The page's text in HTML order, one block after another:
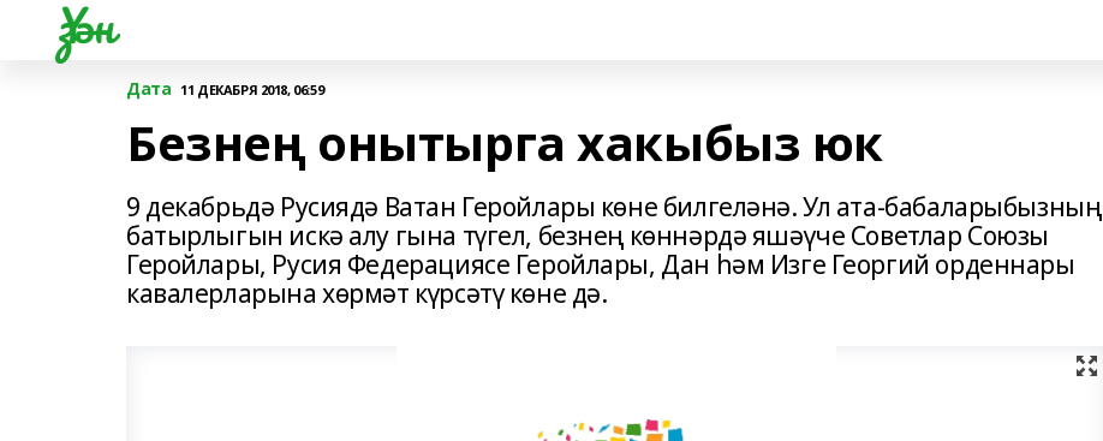
Үзән
Дата 11 ДЕКАБРЯ 2018, 06:59
Безнең онытырга хакыбыз юк
9 декабрьдә Русиядә Ватан Геройлары көне билгеләнә. Ул ата-бабаларыбызның
батырлыгын искә алу гына түгел, безнең көннәрдә яшәүче Советлар Союзы
Геройлары, Русия Федерациясе Геройлары, Дан һәм Изге Георгий орденнары
кавалерларына хөрмәт күрсәтү көне дә.